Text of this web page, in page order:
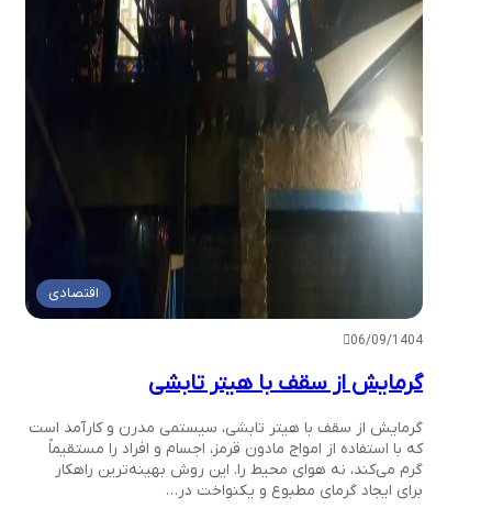
اقتصادی
06/09/1404
گرمایش از سقف با هیتر تابشی
گرمایش از سقف با هیتر تابشی، سیستمی مدرن و کارآمد است
که با استفاده از امواج مادون قرمز، اجسام و افراد را مستقیماً
گرم می‌کند، نه هوای محیط را. این روش بهینه‌ترین راهکار
برای ایجاد گرمای مطبوع و یکنواخت در…